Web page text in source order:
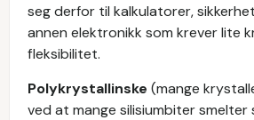
seg derfor til kalkulatorer,
annen elektronikk som krever lite
fleksibilitet.
Polykrystallinske (mange
ved at mange silisiumbiter smelter